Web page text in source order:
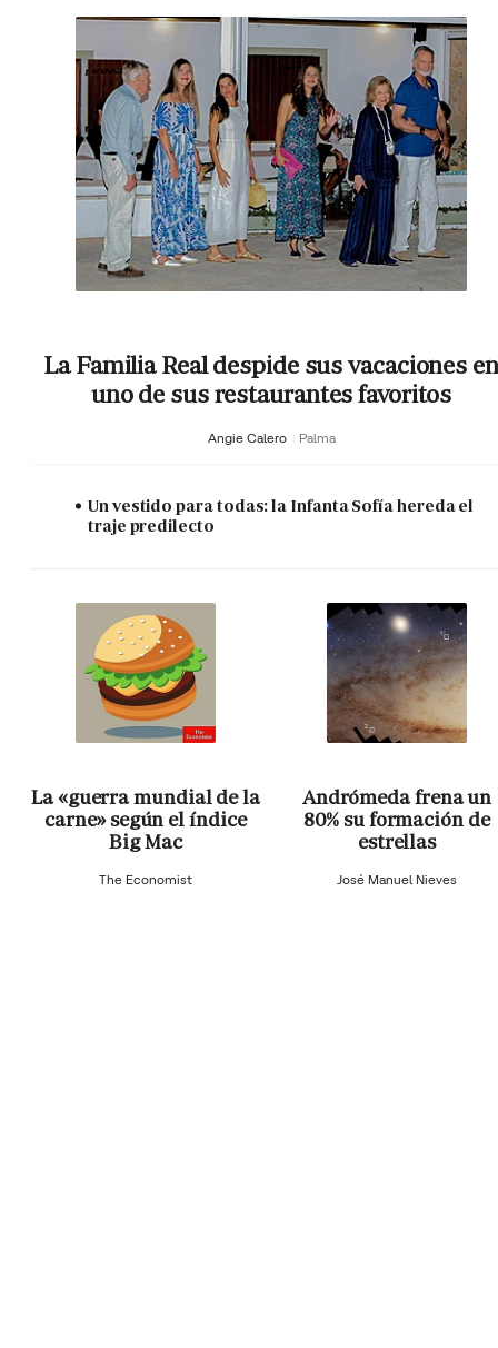
La Familia Real despide sus vacaciones en
uno de sus restaurantes favoritos
Angie Calero Palma
Un vestido para todas: la Infanta Sofía hereda el
traje predilecto
La «guerra mundial de la
carne» según el índice
Big Mac
The Economist
Andrómeda frena un
80% su formación de
estrellas
José Manuel Nieves